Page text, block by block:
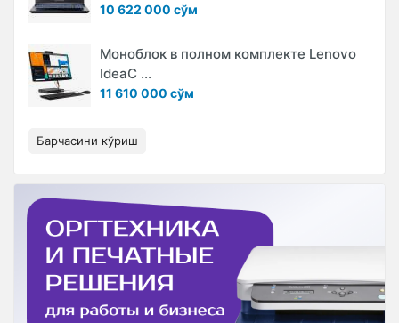
10 622 000 сўм
Моноблок в полном комплекте Lenovo
IdeaC ...
11 610 000 сўм
Барчасини кўриш